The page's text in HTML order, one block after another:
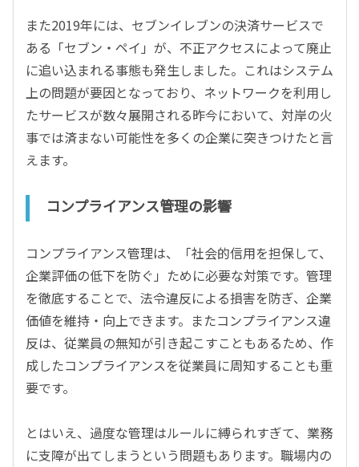
また2019年には、セブンイレブンの決済サービスで
ある「セブン・ペイ」が、不正アクセスによって廃止
に追い込まれる事態も発生しました。これはシステム
上の問題が要因となっており、ネットワークを利用し
たサービスが数々展開される昨今において、対岸の火
事では済まない可能性を多くの企業に突きつけたと言
えます。
コンプライアンス管理の影響
コンプライアンス管理は、「社会的信用を担保して、
企業評価の低下を防ぐ」ために必要な対策です。管理
を徹底することで、法令違反による損害を防ぎ、企業
価値を維持・向上できます。またコンプライアンス違
反は、従業員の無知が引き起こすこともあるため、作
成したコンプライアンスを従業員に周知することも重
要です。
とはいえ、過度な管理はルールに縛られすぎて、業務
に支障が出てしまうという問題もあります。職場内の